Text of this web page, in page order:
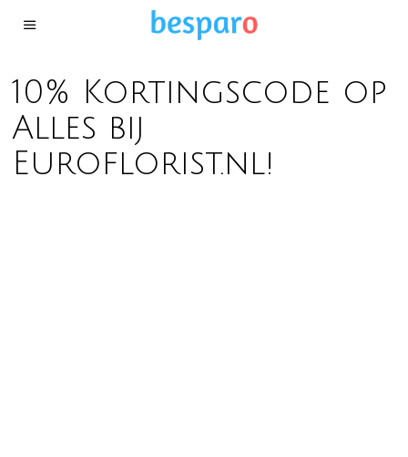
10% Kortingscode op
Alles bij
Euroflorist.nl!